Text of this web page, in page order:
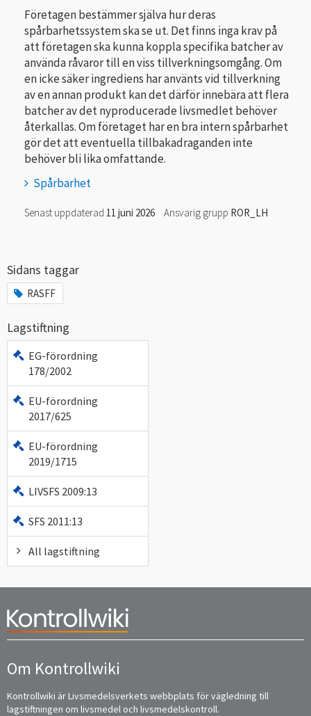
Företagen bestämmer själva hur deras
spårbarhetssystem ska se ut. Det finns inga krav på
att företagen ska kunna koppla specifika batcher av
använda råvaror till en viss tillverkningsomgång. Om
en icke säker ingrediens har använts vid tillverkning
av en annan produkt kan det därför innebära att flera
batcher av det nyproducerade livsmedlet behöver
återkallas. Om företaget har en bra intern spårbarhet
gör det att eventuella tillbakadraganden inte
behöver bli lika omfattande.
Spårbarhet
Senast uppdaterad 11 juni 2026 Ansvarig grupp ROR_LH
Sidans taggar
RASFF
Lagstiftning
EG-förordning
178/2002
EU-förordning
2017/625
EU-förordning
2019/1715
LIVSFS 2009:13
SFS 2011:13
All lagstiftning
Om Kontrollwiki
Kontrollwiki är Livsmedelsverkets webbplats för vägledning till
lagstiftningen om livsmedel och livsmedelskontroll.